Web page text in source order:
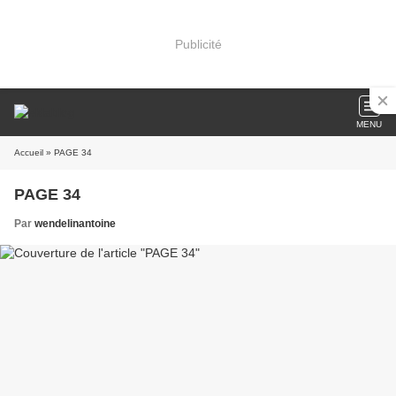
Publicité
MENU
Accueil » PAGE 34
PAGE 34
Par wendelinantoine